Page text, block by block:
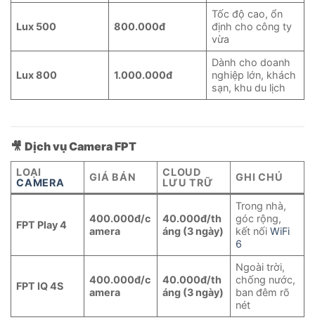
Lux 500 800.000đ
Tốc độ cao, ổn
định cho công ty
vừa
Lux 800 1.000.000đ
Dành cho doanh
nghiệp lớn, khách
sạn, khu du lịch
🎥 Dịch vụ Camera FPT
LOẠI
CAMERA
GIÁ BÁN
CLOUD
LƯU TRỮ
GHI CHÚ
FPT Play 4
400.000đ/c
amera
40.000đ/th
áng (3 ngày)
Trong nhà,
góc rộng,
kết nốiWiFi
6
FPT IQ 4S
400.000đ/c
amera
40.000đ/th
áng (3 ngày)
Ngoài trời,
chống nước,
ban đêm rõ
nét